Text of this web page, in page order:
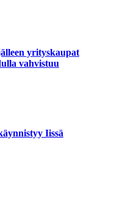
yrityskaupat
vahvistuu
Iissä